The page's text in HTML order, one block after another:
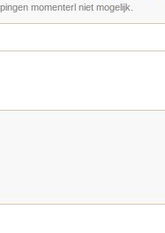
momenterl niet mogelijk.